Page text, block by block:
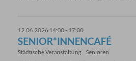
12.06.2026 14:00 - 17:00
SENIOR*INNENCAFÉ
Städtische Veranstaltung Senioren